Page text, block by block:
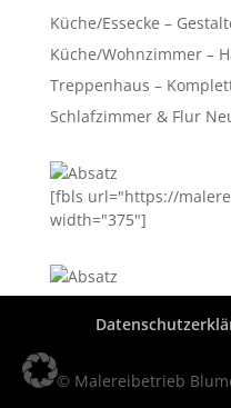
Küche/Essecke –
Küche/Wohnzimmer –
Treppenhaus –
Schlafzimmer & Flur
[fbls url="https://
width="375"]
© Malereibetrieb